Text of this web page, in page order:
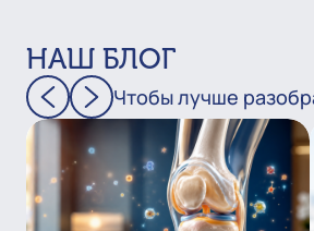
НАШ БЛОГ
Чтобы лучше